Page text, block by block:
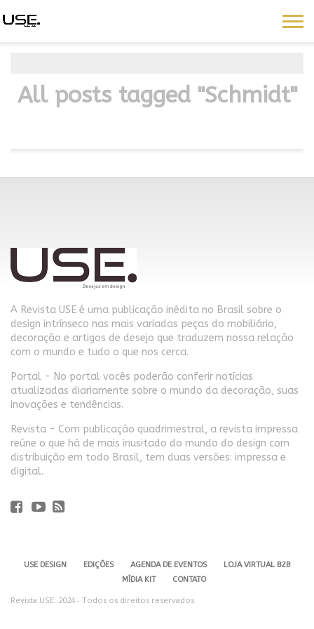
All posts tagged "Schmidt"
A Revista USE é uma publicação inédita no Brasil sobre o
design intrínseco nas mais variadas peças do mobiliário,
decoração e artigos de desejo que traduzem nossa relação
com o mundo e tudo o que nos cerca.
Portal - No portal vocês poderão conferir notícias
atualizadas diariamente sobre o mundo da decoração, suas
inovações e tendências.
Revista - Com publicação quadrimestral, a revista impressa
reúne o que há de mais inusitado do mundo do design com
distribuição em todo Brasil, tem duas versões: impressa e
digital.
USE DESIGN EDIÇÕES AGENDA DE EVENTOS
LOJA VIRTUAL B2B
MÍDIA KIT
CONTATO
Revista USE. 2024 - Todos os direitos reservados.